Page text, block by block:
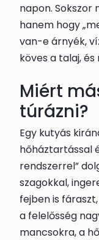
napon. Sokszor
hanem hogy
van-e árnyék,
köves a talaj,
Miért
túrázni?
Egy kutyás
hőháztartással
rendszerrel”
szagokkal,
fejben is
a felelősség
mancsokra, a